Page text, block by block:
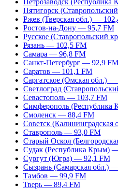
Петрозаводск
Пятигорск
Ржев (Тверская обл.) —
Ростов-на-Дону — 95,7 FM
Русское (Ставропольский
Рязань — 102,5 FM
Самара — 96,8 FM
Санкт-Петербург — 92,9 FM
Саратов — 101,1 FM
Саргатское (Омская обл.)
Светлоград
Севастополь — 103,7 FM
Симферополь
Смоленск — 88,4 FM
Советск
Ставрополь — 93,0 FM
Старый Оскол
Судак (Республика Крым)
Сургут (Югра) — 92,1 FM
Сызрань (Самарская обл.)
Тамбов — 99,9 FM
Тверь — 89,4 FM